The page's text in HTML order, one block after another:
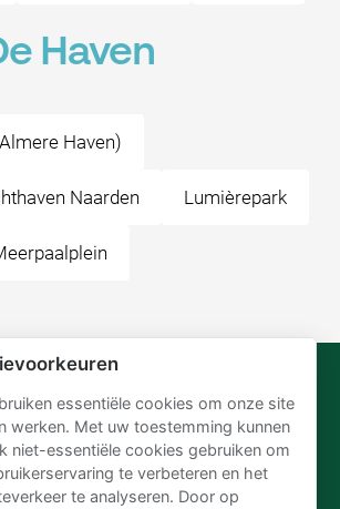
Haven
Haven)
Naarden Lumièrepark
Verhuurders
Mijn parkeerplaats verhuren
Voor bedrijven
Voor hotels
essentiële cookies om onze site
werken. Met uw toestemming kunnen
niet-essentiële cookies gebruiken om
te verbeteren en het
te analyseren. Door op